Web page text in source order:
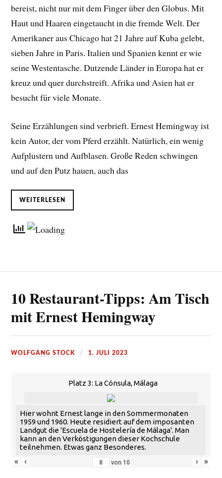
bereist, nicht nur mit dem Finger über den Globus. Mit
Haut und Haaren eingetaucht in die fremde Welt. Der
Amerikaner aus Chicago hat 21 Jahre auf Kuba gelebt,
sieben Jahre in Paris. Italien und Spanien kennt er wie
seine Westentasche. Dutzende Länder in Europa hat er
kreuz und quer durchstreift. Afrika und Asien hat er
besucht für viele Monate.
Seine Erzählungen sind verbrieft. Ernest Hemingway ist
kein Autor, der vom Pferd erzählt. Natürlich, ein wenig
Aufplustern und Aufblasen. Große Reden schwingen
und auf den Putz hauen, auch das
WEITERLESEN
10 Restaurant-Tipps: Am Tisch
mit Ernest Hemingway
WOLFGANG STOCK 1. JULI 2023
Platz 3: La Cónsula, Málaga
Hier wohnt Ernest lange in den Sommermonaten
1959 und 1960. Heute residiert auf dem imposanten
Landgut die 'Escuela de Hostelería de Málaga'. Man
kann an den Verköstigungen dieser Kochschule
teilnehmen. Etwas ganz Besonderes.
«
‹ von 10 › »